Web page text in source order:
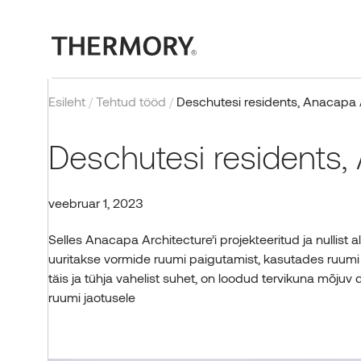
VÄLITOOTED
Voodrilauad
Terrassilauad
Vaata tooteid
SISETOOTED
Sisevoodrilauad
MEIE TEHNOLOOGIAD
Termotöötlus
Tuletõkketöötlusega puit
SERTIFIKAADIAD
Sertifikaadid ja testimine
TEHTUD TÖÖD
Kõik tehtud tööd
INSPIRATSIOONIKS
Pildigalerii
BLOGI
Sisetooted
Välistooted
ETTEVÕTE
Meist
Miks Thermory?
SÜNDMUSED JA
Thermory Design Awards
Esileht / Tehtud tööd / Deschutesi residents,
Deschutesi
veebruar 1, 2023
Selles Anacapa Architecture’i projekteeritud ja nullist
uuritakse vormide ruumi paigutamist, kasutades
täis ja tühja vahelist suhet, on loodud tervikuna
ruumi jaotusele